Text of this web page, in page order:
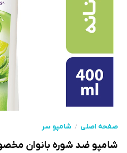
صفحه اصلی شامپو سر
شامپو ضد شوره بانوان